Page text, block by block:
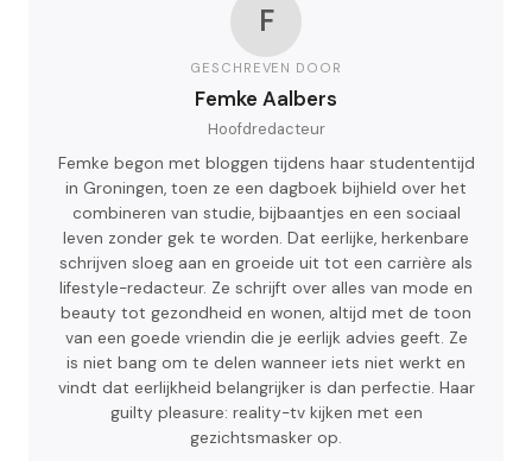
F
GESCHREVEN DOOR
Femke Aalbers
Hoofdredacteur
Femke begon met bloggen tijdens haar studententijd
in Groningen, toen ze een dagboek bijhield over het
combineren van studie, bijbaantjes en een sociaal
leven zonder gek te worden. Dat eerlijke, herkenbare
schrijven sloeg aan en groeide uit tot een carrière als
lifestyle-redacteur. Ze schrijft over alles van mode en
beauty tot gezondheid en wonen, altijd met de toon
van een goede vriendin die je eerlijk advies geeft. Ze
is niet bang om te delen wanneer iets niet werkt en
vindt dat eerlijkheid belangrijker is dan perfectie. Haar
guilty pleasure: reality-tv kijken met een
gezichtsmasker op.